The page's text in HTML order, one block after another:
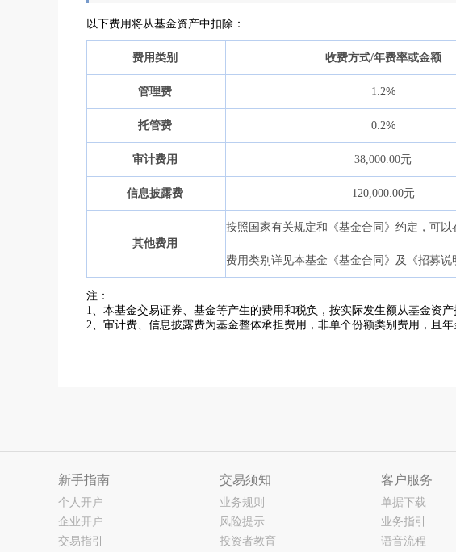
以下费用将从基金资产中扣除：
费用类别 收费方式/年费率或金额
管理费 1.2%
托管费 0.2%
审计费用 38,000.00元
信息披露费 120,000.00元
其他费用
按照国家有关规定和《基金合同》约定，可
费用类别详见本基金《基金合同》及《招募说
注：
1、本基金交易证券、基金等产生的费用和税负，按实际发生额从基金资产
2、审计费、信息披露费为基金整体承担费用，非单个份额类别费用，且
新手指南
个人开户
企业开户
交易指引
交易须知
业务规则
风险提示
投资者教育
客户服务
单据下载
业务指引
语音流程